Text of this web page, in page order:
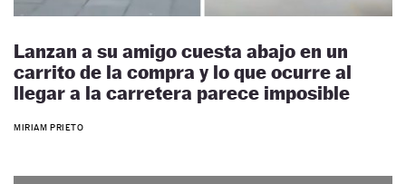
Lanzan a su amigo cuesta abajo en un
carrito de la compra y lo que ocurre al
llegar a la carretera parece imposible
MIRIAM PRIETO